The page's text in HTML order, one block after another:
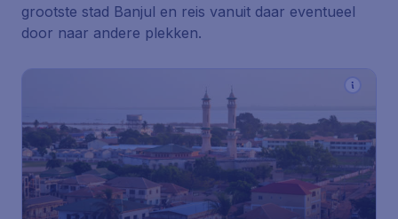
grootste stad Banjul en reis vanuit daar eventueel
door naar andere plekken.